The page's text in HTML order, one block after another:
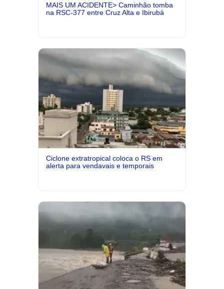
MAIS UM ACIDENTE> Caminhão tomba
na RSC-377 entre Cruz Alta e Ibirubá
Ciclone extratropical coloca o RS em
alerta para vendavais e temporais